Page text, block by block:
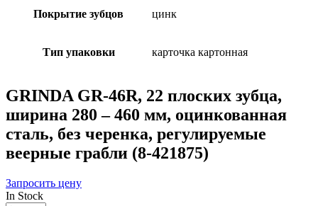
Покрытие зубцов цинк
Тип упаковки карточка картонная
GRINDA GR-46R, 22 плоских зубца,
ширина 280 – 460 мм, оцинкованная
сталь, без черенка, регулируемые
веерные грабли (8-421875)
Запросить цену
In Stock